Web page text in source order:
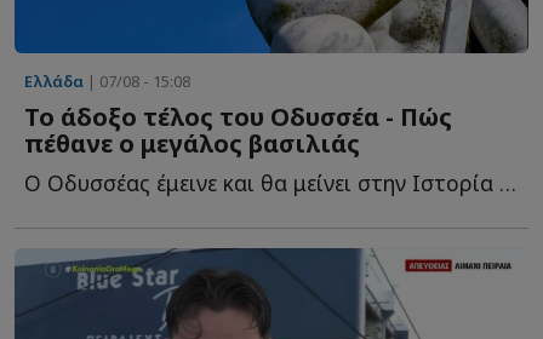
Ελλάδα | 07/08 - 15:08
Το άδοξο τέλος του Οδυσσέα - Πώς
πέθανε ο μεγάλος βασιλιάς
Ο Οδυσσέας έμεινε και θα μείνει στην Ιστορία ως ο πολυμήχανος ή...